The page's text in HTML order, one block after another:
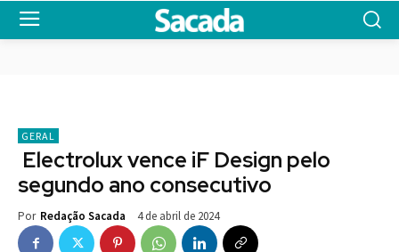
GERAL
Electrolux vence iF Design pelo
segundo ano consecutivo
Por Redação Sacada 4 de abril de 2024